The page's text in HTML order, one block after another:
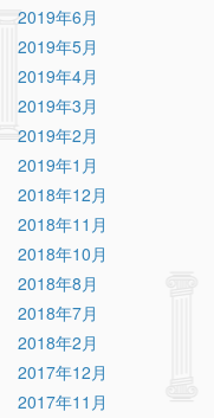
2019年6月
2019年5月
2019年4月
2019年3月
2019年2月
2019年1月
2018年12月
2018年11月
2018年10月
2018年8月
2018年7月
2018年2月
2017年12月
2017年11月